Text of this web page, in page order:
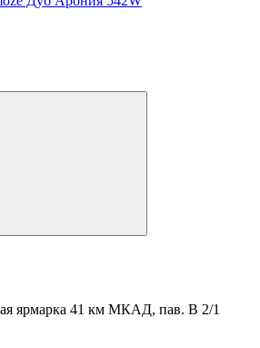
ярмарка 41 км МКАД, пав. В 2/1